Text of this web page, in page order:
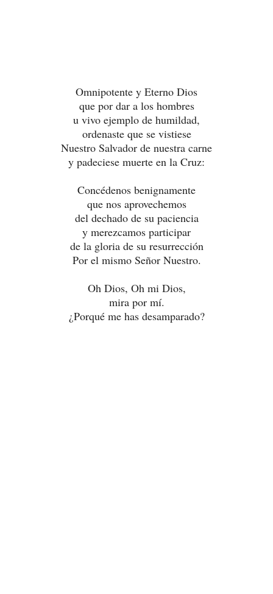
Omnipotente y Eterno Dios
que por dar a los hombres
u vivo ejemplo de humildad,
ordenaste que se vistiese
Nuestro Salvador de nuestra carne
y padeciese muerte en la Cruz:
Concédenos benignamente
que nos aprovechemos
del dechado de su paciencia
y merezcamos participar
de la gloria de su resurrección
Por el mismo Señor Nuestro.
Oh Dios, Oh mi Dios,
mira por mí.
¿Porqué me has desamparado?